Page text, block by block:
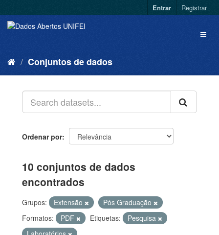
Entrar Registrar
Conjuntos de dados
Ordenar por
10 conjuntos de dados
encontrados
Grupos: Extensão
Pós Graduação
Formatos:
PDF Etiquetas:
Pesquisa